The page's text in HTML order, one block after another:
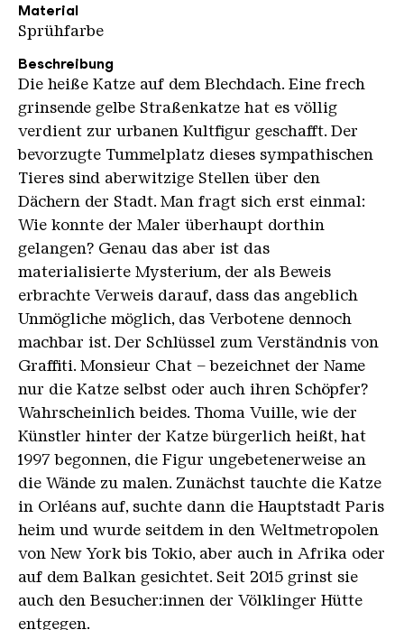
Material
Sprühfarbe
Beschreibung
Die heiße Katze auf dem Blechdach. Eine frech
grinsende gelbe Straßenkatze hat es völlig
verdient zur urbanen Kultfigur geschafft. Der
bevorzugte Tummelplatz dieses sympathischen
Tieres sind aberwitzige Stellen über den
Dächern der Stadt. Man fragt sich erst einmal:
Wie konnte der Maler überhaupt dorthin
gelangen? Genau das aber ist das
materialisierte Mysterium, der als Beweis
erbrachte Verweis darauf, dass das angeblich
Unmögliche möglich, das Verbotene dennoch
machbar ist. Der Schlüssel zum Verständnis von
Graffiti. Monsieur Chat – bezeichnet der Name
nur die Katze selbst oder auch ihren Schöpfer?
Wahrscheinlich beides. Thoma Vuille, wie der
Künstler hinter der Katze bürgerlich heißt, hat
1997 begonnen, die Figur ungebetenerweise an
die Wände zu malen. Zunächst tauchte die Katze
in Orléans auf, suchte dann die Hauptstadt Paris
heim und wurde seitdem in den Weltmetropolen
von New York bis Tokio, aber auch in Afrika oder
auf dem Balkan gesichtet. Seit 2015 grinst sie
auch den Besucher:innen der Völklinger Hütte
entgegen.